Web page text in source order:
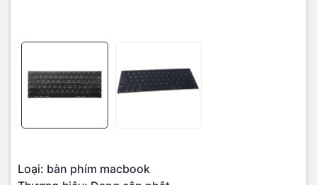
Loại: bàn phím macbook
- Các phím bị loạn, khi bạn nhập liệu không hiển thị đúng nội dung
trên màn hình.
bàn phím bị chạm mạch, đứt mạch, bị liệt quá nhiều phím.